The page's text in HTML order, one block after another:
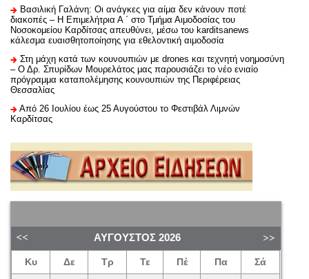
Βασιλική Γαλάνη: Οι ανάγκες για αίμα δεν κάνουν ποτέ
διακοπές – Η Επιμελήτρια Α ΄ στο Τμήμα Αιμοδοσίας του
Νοσοκομείου Καρδίτσας απευθύνει, μέσω του karditsanews
κάλεσμα ευαισθητοποίησης για εθελοντική αιμοδοσία
Στη μάχη κατά των κουνουπιών με drones και τεχνητή νοημοσύνη
– Ο Δρ. Σπυρίδων Μουρελάτος μας παρουσιάζει το νέο ενιαίο
πρόγραμμα καταπολέμησης κουνουπιών της Περιφέρειας
Θεσσαλίας
Από 26 Ιουλίου έως 25 Αυγούστου το Φεστιβάλ Λιμνών
Καρδίτσας
ΑΎΓΟΥΣΤΟΣ 2026
Κυ Δε Τρ Τε Πέ Πα Σά